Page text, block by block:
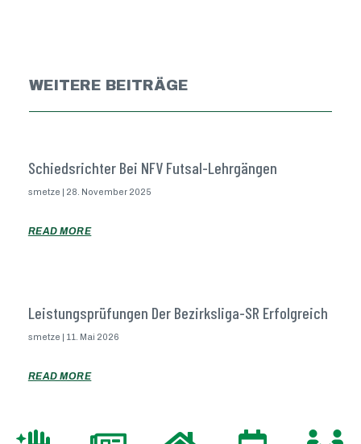
WEITERE BEITRÄGE
Schiedsrichter Bei NFV Futsal-Lehrgängen
smetze 28. November 2025
READ MORE
Leistungsprüfungen Der Bezirksliga-SR Erfolgreich
smetze 11. Mai 2026
READ MORE